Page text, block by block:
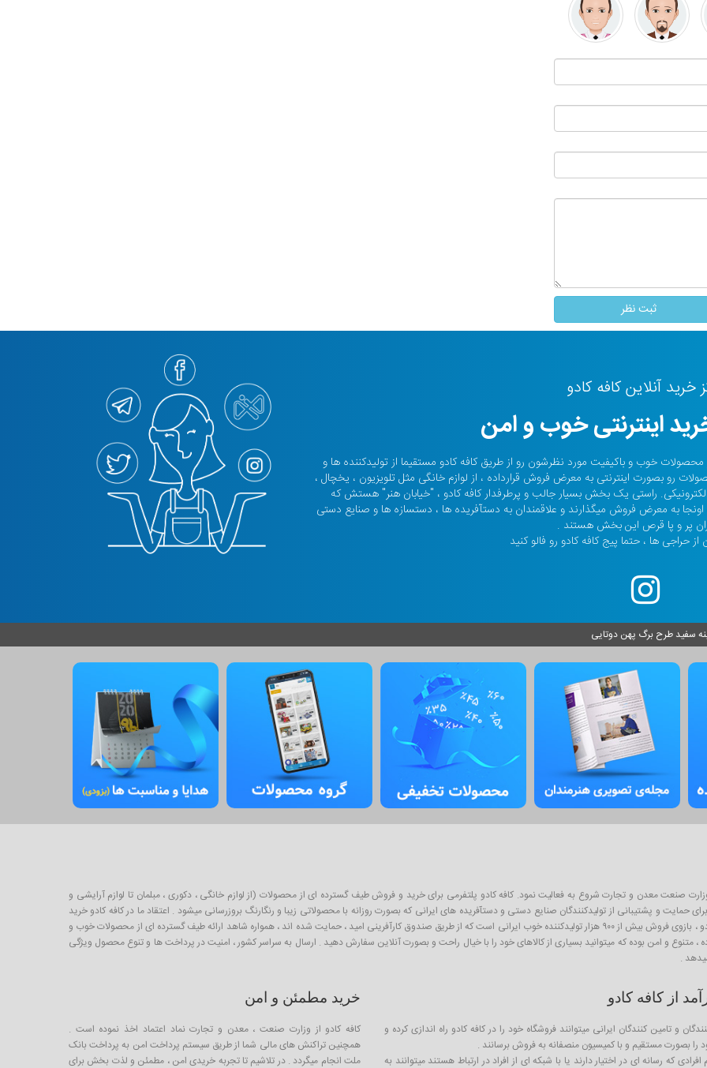
خرید آنلاین کافه کادو
اینترنتی خوب و امن
صدها هزار نفر محصولات خوب و باکیفیت مورد نظرشون رو از طریق کافه کادو مستقیما از تولیدکننده ها و
رو بصورت اینترنتی به معرض فروش قرارداده ، از لوازم خانگی مثل تلویزیون ، یخچال ،
راستی یک بخش بسیار جالب و پرطرفدار کافه کادو ، "خیابان هنر" هستش که
به معرض فروش میگذارند و علاقمندان به دستآفریده ها ، دستسازه ها و صنایع دستی
پر و پا قرص این بخش هستند .
حراجی ها ، حتما پیج کافه کادو رو فالو کنید
سفید طرح برگ پهن دوتایی
پلتفرم آنلاین فروش محصولات از سال ۱۳۹۳ و با نظارت وزارت صنعت معدن و تجارت شروع به فعالیت نمود. کافه کادو پلتفرمی برای خرید و فروش طیف گسترده ای از محصولات (از لوازم خانگی ، دکوری ، مبلمان تا لوازم آرایشی و
و پشتیبانی از تولیدکنندگان صنایع دستی و دستآفریده های ایرانی که بصورت روزانه با محصولاتی زیبا و رنگارنگ بروزرسانی میشود . اعتقاد ما در کافه کادو خرید
اینگونه محصولات به عنوان کادو و هدیه برای عزیزان است . از آنجا که کافه کادو ، بازوی فروش بیش از ۹۰۰ هزار تولیدکننده خوب ایرانی است که از طریق صندوق کارآفرینی امید ، حمایت شده اند ، همواره شاهد ارائه طیف گسترده ای از محصولات خوب و
، متنوع و امن بوده که میتوانید بسیاری از کالاهای خود را با خیال راحت و بصورت آنلاین سفارش دهید . ارسال به سراسر کشور ، امنیت در پرداخت ها و تنوع محصول ویژگی
.
از کافه کادو
و تامین کنندگان ایرانی میتوانند فروشگاه خود را در کافه کادو راه اندازی کرده و
بصورت مستقیم و با کمیسیون منصفانه به فروش برسانند .
که رسانه ای در اختیار دارند یا با شبکه ای از افراد در ارتباط هستند میتوانند به
خرید مطمئن و امن
کافه کادو از وزارت صنعت ، معدن و تجارت نماد اعتماد اخذ نموده است .
همچنین تراکنش های مالی شما از طریق سیستم پرداخت امن به پرداخت بانک
ملت انجام میگردد . در تلاشیم تا تجربه خریدی امن ، مطمئن و لذت بخش برای